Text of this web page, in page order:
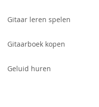
Gitaar leren spelen
Gitaarboek kopen
Geluid huren